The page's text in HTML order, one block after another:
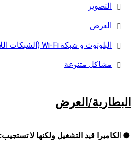
التصوير
العرض
البلوتوث و شبكة Wi-Fi (الشبكات اللاسلكية)
مشاكل متنوعة
البطارية/العرض
الكاميرا قيد التشغيل ولكنها لا تستجيب: